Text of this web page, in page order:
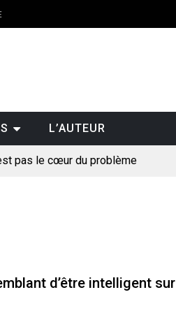
L’AUTEUR
pas le cœur du problème
d’être intelligent sur